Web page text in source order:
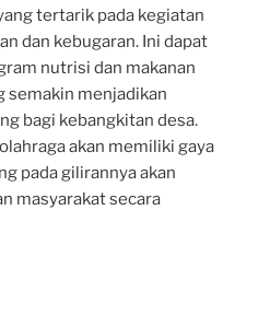
tertarik pada kegiatan
dan kebugaran. Ini dapat
nutrisi dan makanan
semakin menjadikan
bagi kebangkitan desa.
akan memiliki gaya
pada gilirannya akan
masyarakat secara